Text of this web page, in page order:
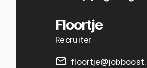
Floortje
Recruiter